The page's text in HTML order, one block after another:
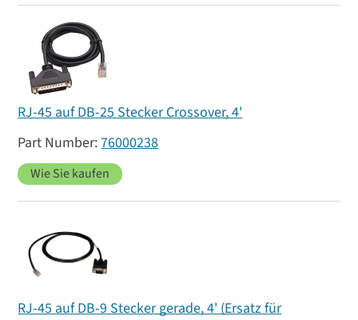
RJ-45 auf DB-25 Stecker Crossover, 4'
76000238
Wie Sie kaufen
RJ-45 auf DB-9 Stecker gerade, 4' (Ersatz für